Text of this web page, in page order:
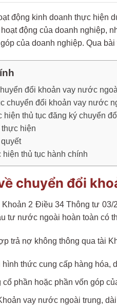
động kinh doanh thực hiện
động của doanh nghiệp,
của doanh nghiệp. Qua
đổi khoản vay nước
chuyển đổi khoản vay nước
hiện thủ tục đăng ký chuyển
hiện
thủ tục hành chính
chuyển đổi
2 Điều 34 Thông tư
tư nước ngoài hoàn toàn có
trả nợ không thông qua tài
thức cung cấp hàng hóa,
cổ phần hoặc phần vốn góp
vay nước ngoài trung,